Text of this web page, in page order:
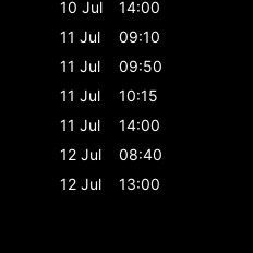
10 Jul
14:00
11 Jul
09:10
11 Jul
09:50
11 Jul
10:15
11 Jul
14:00
12 Jul
08:40
12 Jul
13:00